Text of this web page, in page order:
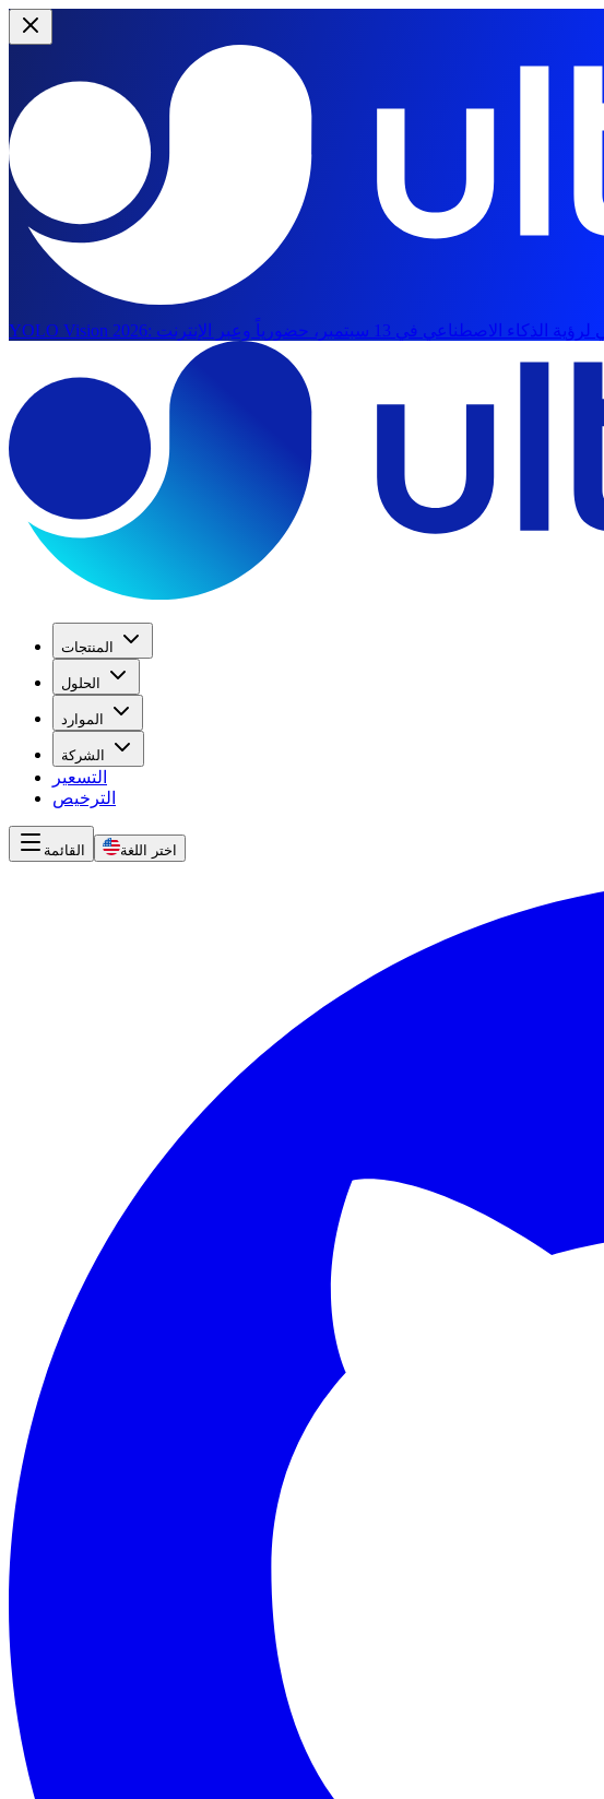
YOLO Vision 2026:
المنتجات
الحلول
الموارد
الشركة
التسعير
الترخيص
القائمة اختر اللغة